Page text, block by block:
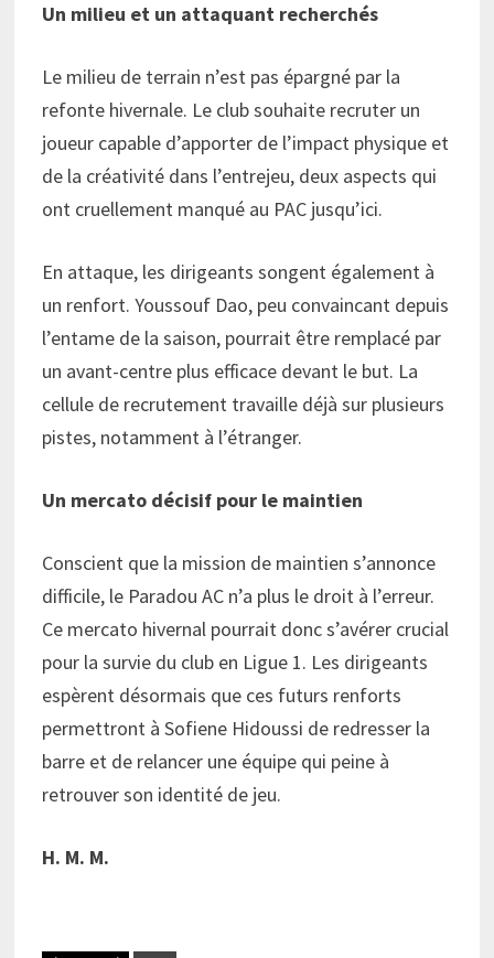
Un milieu et un attaquant recherchés
Le milieu de terrain n’est pas épargné par la
refonte hivernale. Le club souhaite recruter un
joueur capable d’apporter de l’impact physique et
de la créativité dans l’entrejeu, deux aspects qui
ont cruellement manqué au PAC jusqu’ici.
En attaque, les dirigeants songent également à
un renfort. Youssouf Dao, peu convaincant depuis
l’entame de la saison, pourrait être remplacé par
un avant-centre plus efficace devant le but. La
cellule de recrutement travaille déjà sur plusieurs
pistes, notamment à l’étranger.
Un mercato décisif pour le maintien
Conscient que la mission de maintien s’annonce
difficile, le Paradou AC n’a plus le droit à l’erreur.
Ce mercato hivernal pourrait donc s’avérer crucial
pour la survie du club en Ligue 1. Les dirigeants
espèrent désormais que ces futurs renforts
permettront à Sofiene Hidoussi de redresser la
barre et de relancer une équipe qui peine à
retrouver son identité de jeu.
H. M. M.